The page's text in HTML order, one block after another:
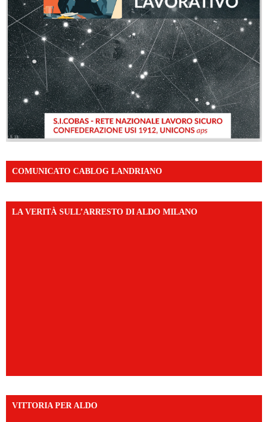
COMUNICATO CABLOG LANDRIANO
LA VERITÀ SULL’ARRESTO DI ALDO MILANO
VITTORIA PER ALDO